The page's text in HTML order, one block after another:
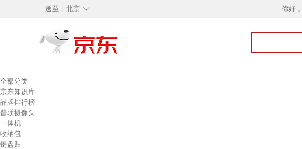
◇
送至： 北京 你好，
全部分类
京东知识库
品牌排行榜
普联摄像头
一体机
收纳包
键盘贴